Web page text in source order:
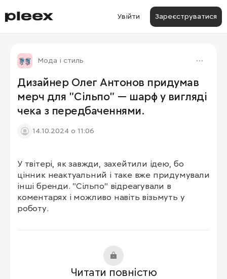
Увійти Зареєструватися
Мода і стиль
Дизайнер Олег Антонов придумав
мерч для "Сільпо" — шарф у вигляді
чека з передбаченнями.
14.10.2024 о 11:06
У твітері, як завжди, захейтили ідею, бо
цінник неактуальний і таке вже придумували
інші бренди. "Сільпо" відреагували в
коментарях і можливо навіть візьмуть у
роботу.
Читати повністю